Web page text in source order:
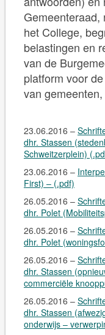
Gemeenteraad,
het College,
belastingen en
van de
platform voor
van
23.06.2016 –
dhr. Stassen
Schweitzerplein)
23.06.2016 –
First) – (.pdf)
26.05.2016 –
dhr. Polet
26.05.2016 –
dhr. Polet
26.05.2016 –
dhr. Stassen
commerciële
26.05.2016 –
dhr. Stassen
onderwijs –